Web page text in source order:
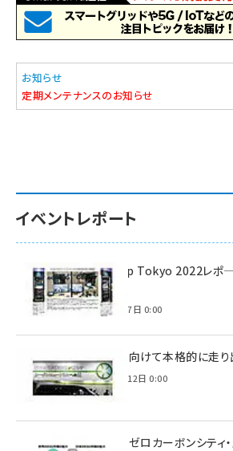
お知らせ
定期メンテナンスのお知らせ
イベントレポート
【Interop Tokyo 2022レポ—
5G！
2022年7月7日 0:00
脱炭素に向けて本格的に走
2022年6月12日 0:00
環境省のゼロカーボンシティ